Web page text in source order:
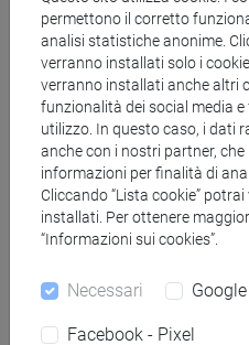
Corsi di studio e
[FM30] SCIENZE
(DM270)
percorso comune
[FM9] STORIA DELLE
(DM270)
permettono il corretto
analisi statistiche anonime.
verranno installati solo i
verranno installati anche altri
funzionalità dei social media
utilizzo. In questo caso, i dati
anche con i nostri partner,
informazioni per finalità di
Cliccando “Lista cookie”
installati. Per ottenere
“Informazioni sui cookies”.
Necessari
Facebook - Pixel